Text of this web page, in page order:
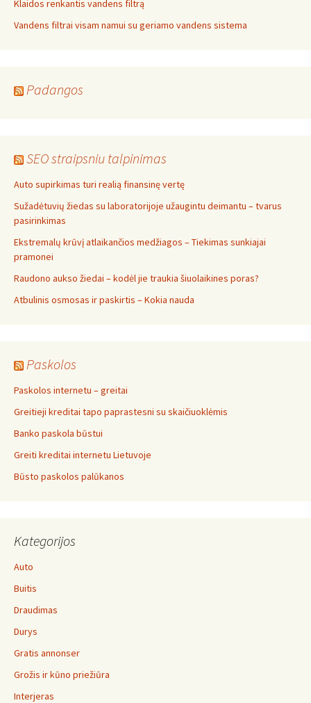
Klaidos renkantis vandens filtrą
Vandens filtrai visam namui su geriamo vandens sistema
Padangos
SEO straipsniu talpinimas
Auto supirkimas turi realią finansinę vertę
Sužadėtuvių žiedas su laboratorijoje užaugintu deimantu – tvarus
pasirinkimas
Ekstremalų krūvį atlaikančios medžiagos – Tiekimas sunkiajai
pramonei
Raudono aukso žiedai – kodėl jie traukia šiuolaikines poras?
Atbulinis osmosas ir paskirtis – Kokia nauda
Paskolos
Paskolos internetu – greitai
Greitieji kreditai tapo paprastesni su skaičiuoklėmis
Banko paskola būstui
Greiti kreditai internetu Lietuvoje
Būsto paskolos palūkanos
Kategorijos
Auto
Buitis
Draudimas
Durys
Gratis annonser
Grožis ir kūno priežiūra
Interjeras